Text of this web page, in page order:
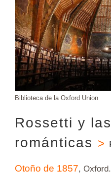
Biblioteca de la Oxford Union
Rossetti y
románticas >
Otoño de 1857,